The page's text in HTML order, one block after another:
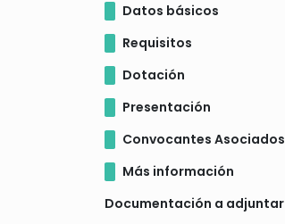
Datos básicos
Requisitos
Dotación
Presentación
Convocantes Asociados
Más información
Documentación a adjuntar